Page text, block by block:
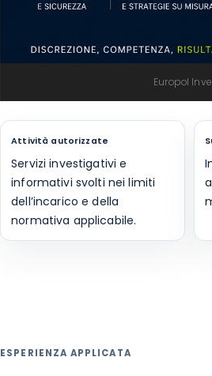
Europol
Attività autorizzate
Servizi investigativi e
informativi svolti nei limiti
dell’incarico e della
normativa applicabile.
ESPERIENZA APPLICATA